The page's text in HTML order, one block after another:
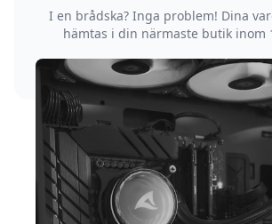
I en brådska? Inga problem! Dina
hämtas i din närmaste butik inom